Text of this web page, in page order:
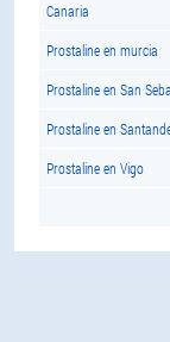
Canaria
Prostaline en murcia
Prostaline en San
Prostaline en
Prostaline en Vigo